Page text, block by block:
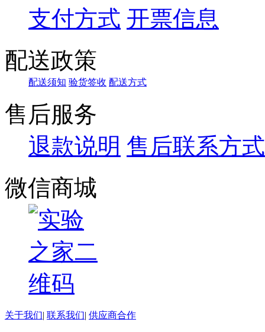
支付方式 开票信息
配送政策
配送须知 验货签收 配送方式
售后服务
退款说明 售后联系方式
微信商城
关于我们| 联系我们| 供应商合作